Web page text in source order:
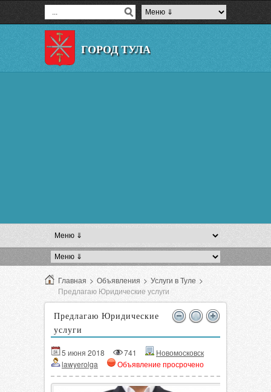
ГОРОД ТУЛА
Главная > Объявления > Услуги в Туле >
Предлагаю Юридические услуги
Предлагаю Юридические
услуги
5 июня 2018 741
Новомосковск
lawyerolga
Объявление просрочено